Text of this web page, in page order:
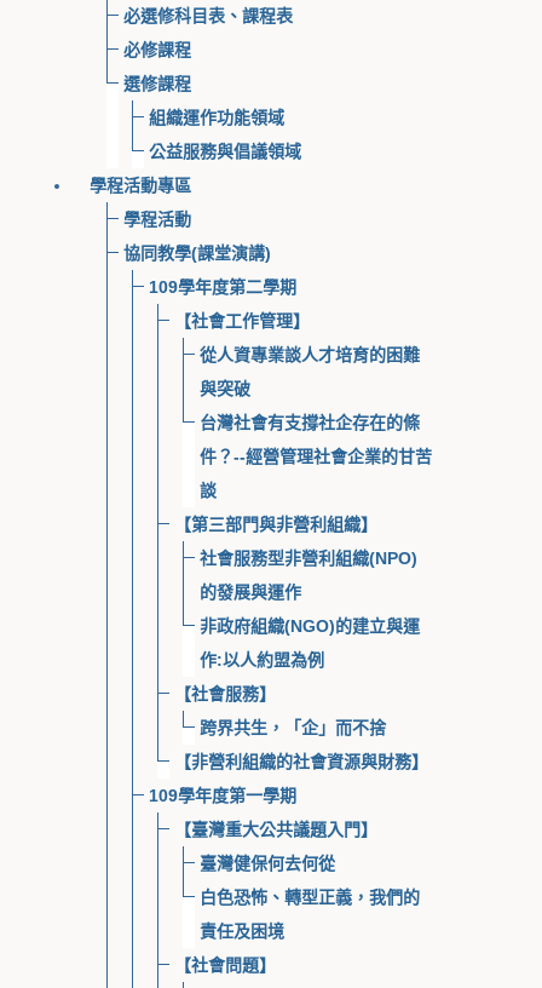
必選修科目表、課程表
必修課程
選修課程
組織運作功能領域
公益服務與倡議領域
學程活動專區
學程活動
協同教學(課堂演講)
109學年度第二學期
【社會工作管理】
從人資專業談人才培育的困難
與突破
台灣社會有支撐社企存在的條
件？--經營管理社會企業的甘苦
談
【第三部門與非營利組織】
社會服務型非營利組織(NPO)
的發展與運作
非政府組織(NGO)的建立與運
作:以人約盟為例
【社會服務】
跨界共生，「企」而不捨
【非營利組織的社會資源與財務】
109學年度第一學期
【臺灣重大公共議題入門】
臺灣健保何去何從
白色恐怖、轉型正義，我們的
責任及困境
【社會問題】